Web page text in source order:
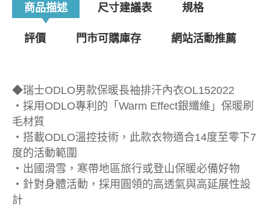
商品描述 尺寸建議表 規格
評價 門市可購庫存 網站活動推薦
◆瑞士ODLO男款保暖長袖排汗內衣OL152022
‧採用ODLO專利的「Warm Effect銀纖維」保暖刷
毛材質
‧搭載ODLO溫控技術，此款衣物適合14度至零下7
度的活動範圍
‧出國滑雪，寒帶地區旅行或登山保暖必備好物
‧針對身體活動，採用圓領的高透氣與高延展性設
計